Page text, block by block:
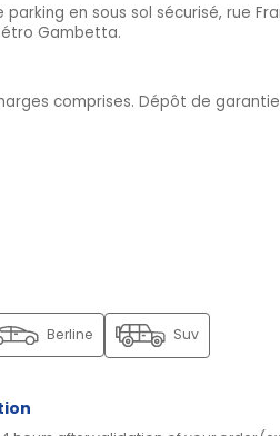
en sous sol sécurisé, rue
Gambetta.
comprises. Dépôt de garantie
Berline Suv